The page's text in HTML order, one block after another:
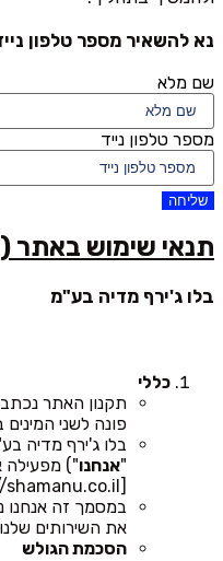
נא להשאיר מספר טלפון
שם מלא
מספר טלפון נייד
שליחה
תנאי שימוש באתר
בלו ג'ירף מדיה בע"מ
כללי
תקנון האתר
פונה לשני
בלו ג'ירף מדיה
"אנחנו")
במסמך זה אנחנו
את השירותים
הסכמת הגולש